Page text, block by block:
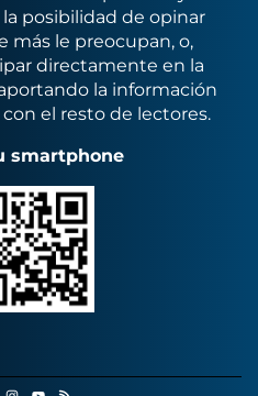
la posibilidad de opinar
más le preocupan, o,
directamente en la
la información
el resto de lectores.
smartphone